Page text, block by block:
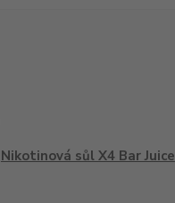
Nikotinová sůl X4 Bar Juice